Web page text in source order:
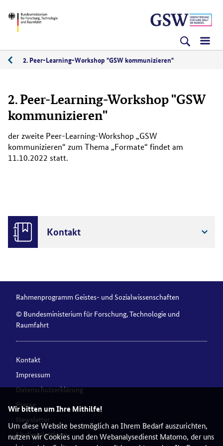
Wir bitten um Ihre Mithilfe!
Um diese Website bestmöglich an Ihrem Bedarf auszurichten,
nutzen wir Cookies und den Webanalysedienst Matomo, der uns
zum
(Eingabetaste)
zum
(Eingabetaste)
zur
(Eingabetaste)
BMFTR
10/2022
2. Peer-Learning-Workshop "GSW kommunizieren"
2. Peer-Learning-Workshop "GSW
kommunizieren"
der zweite Peer-Learning-Workshop „GSW
kommunizieren“ zum Thema „Formate“ findet am
11.10.2022 statt.
Kontakt
Rahmenprogramm Geistes- und Sozialwissenschaften
© Bundesministerium für Forschung, Technologie und
Raumfahrt
Kontakt
Impressum
Datenschutzerklärung
Presse
Newsletter
Medienplattform